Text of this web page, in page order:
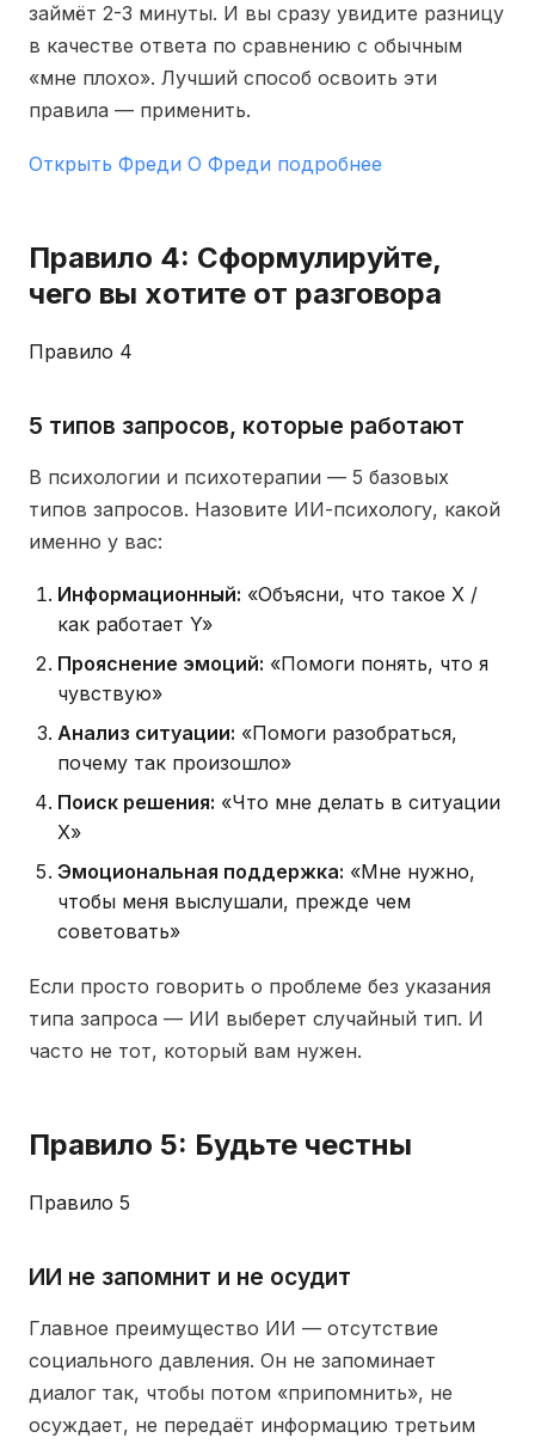
займёт 2-3 минуты. И вы сразу увидите разницу
в качестве ответа по сравнению с обычным
«мне плохо». Лучший способ освоить эти
правила — применить.
Открыть Фреди О Фреди подробнее
Правило 4: Сформулируйте,
чего вы хотите от разговора
Правило 4
5 типов запросов, которые работают
В психологии и психотерапии — 5 базовых
типов запросов. Назовите ИИ-психологу, какой
именно у вас:
Информационный: «Объясни, что такое X /
как работает Y»
Прояснение эмоций: «Помоги понять, что я
чувствую»
Анализ ситуации: «Помоги разобраться,
почему так произошло»
Поиск решения: «Что мне делать в ситуации
X»
Эмоциональная поддержка: «Мне нужно,
чтобы меня выслушали, прежде чем
советовать»
Если просто говорить о проблеме без указания
типа запроса — ИИ выберет случайный тип. И
часто не тот, который вам нужен.
Правило 5: Будьте честны
Правило 5
ИИ не запомнит и не осудит
Главное преимущество ИИ — отсутствие
социального давления. Он не запоминает
диалог так, чтобы потом «припомнить», не
осуждает, не передаёт информацию третьим